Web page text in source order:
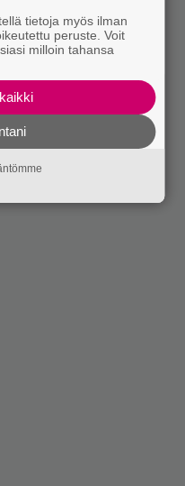
tietoja myös ilman
peruste. Voit
milloin tahansa